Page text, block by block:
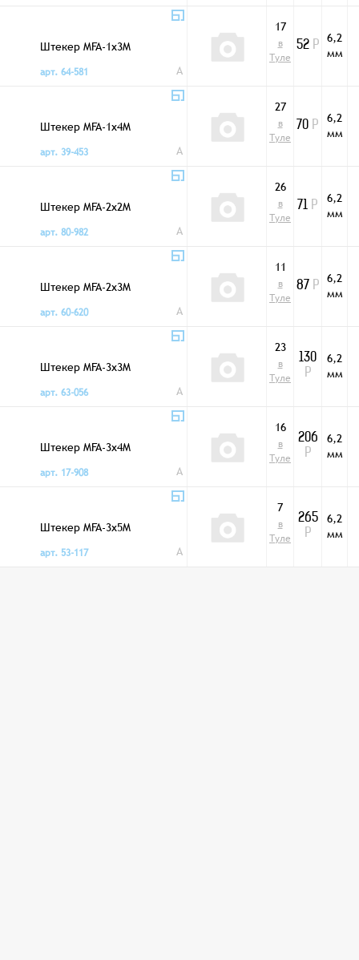
Штекер MFA-1x3M
арт. 64-581
A
17
в
Туле
52 Р
6,2
мм
Штекер MFA-1x4M
арт. 39-453
A
27
в
Туле
70 Р
6,2
мм
Штекер MFA-2x2M
арт. 80-982
A
26
в
Туле
71 Р
6,2
мм
Штекер MFA-2x3M
арт. 60-620
A
11
в
Туле
87 Р
6,2
мм
Штекер MFA-3x3M
арт. 63-056
A
23
в
Туле
130
Р
6,2
мм
Штекер MFA-3x4M
арт. 17-908
A
16
в
Туле
206
Р
6,2
мм
Штекер MFA-3x5M
арт. 53-117
A
7
в
Туле
265
Р
6,2
мм